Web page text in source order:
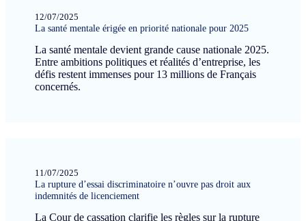
12/07/2025
La santé mentale érigée en priorité nationale pour 2025
La santé mentale devient grande cause nationale 2025.
Entre ambitions politiques et réalités d’entreprise, les
défis restent immenses pour 13 millions de Français
concernés.
11/07/2025
La rupture d’essai discriminatoire n’ouvre pas droit aux
indemnités de licenciement
La Cour de cassation clarifie les règles sur la rupture